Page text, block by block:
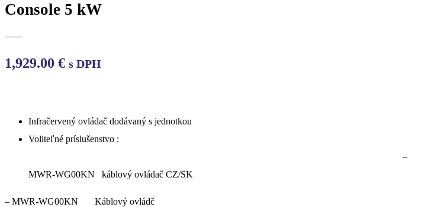
Console 5 kW
1,929.00 € s DPH
Infračervený ovládač dodávaný s jednotkou
Voliteľné príslušenstvo :
–
MWR-WG00KN káblový ovládač CZ/SK
– MWR-WG00KN Káblový ovládč